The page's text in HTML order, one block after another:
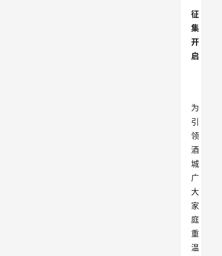
征
集
开
启
为
引
领
酒
城
广
大
家
庭
重
温